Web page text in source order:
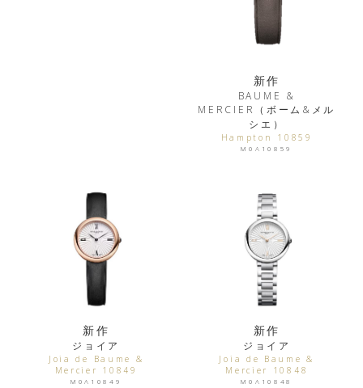
新作
BAUME &
MERCIER（ボーム&メル
シエ）
Hampton 10859
M0A10859
新作
ジョイア
Joia de Baume &
Mercier 10849
M0A10849
新作
ジョイア
Joia de Baume &
Mercier 10848
M0A10848